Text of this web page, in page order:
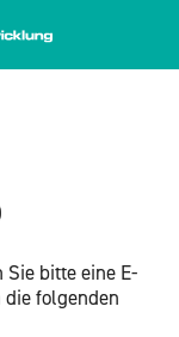
Sie bitte eine E-
fol­gen­den